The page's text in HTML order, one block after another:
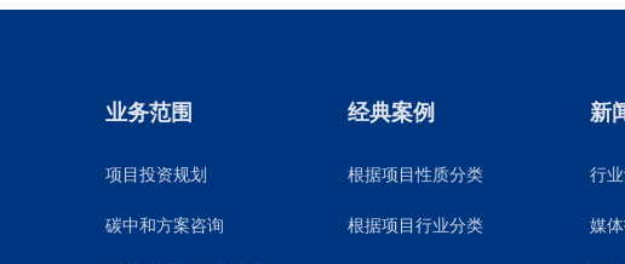
业务范围
项目投资规划
碳中和方案咨询
经典案例
根据项目性质分类
根据项目行业分类
新
行
媒